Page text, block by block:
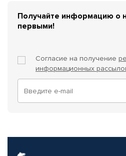
Получайте информацию о
первыми!
Согласие на получение
информационных